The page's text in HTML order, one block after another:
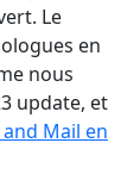
Le
en
nous
update, et
Mail en